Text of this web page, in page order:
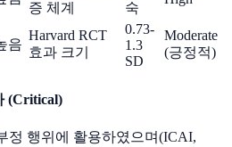
증 체계
숙
음
Harvard RCT
효과 크기
0.73-
1.3
SD
Moderate
(긍정적)
(Critical)
정 행위에 활용하였으며(ICAI,